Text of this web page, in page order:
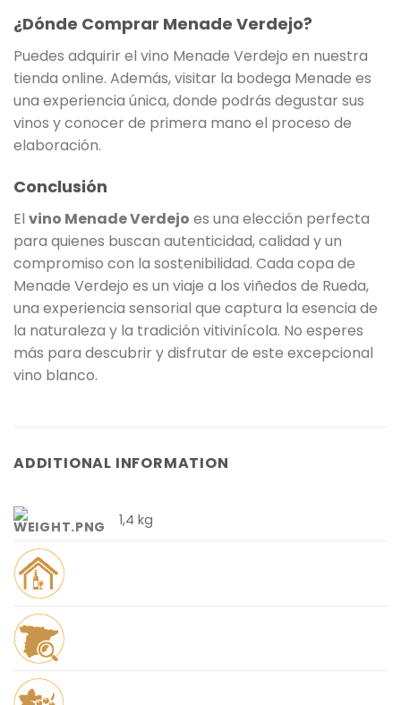
¿Dónde Comprar Menade Verdejo?
Puedes adquirir el vino Menade Verdejo en nuestra
tienda online. Además, visitar la bodega Menade es
una experiencia única, donde podrás degustar sus
vinos y conocer de primera mano el proceso de
elaboración.
Conclusión
El vino Menade Verdejo es una elección perfecta
para quienes buscan autenticidad, calidad y un
compromiso con la sostenibilidad. Cada copa de
Menade Verdejo es un viaje a los viñedos de Rueda,
una experiencia sensorial que captura la esencia de
la naturaleza y la tradición vitivinícola. No esperes
más para descubrir y disfrutar de este excepcional
vino blanco.
ADDITIONAL INFORMATION
1,4 kg